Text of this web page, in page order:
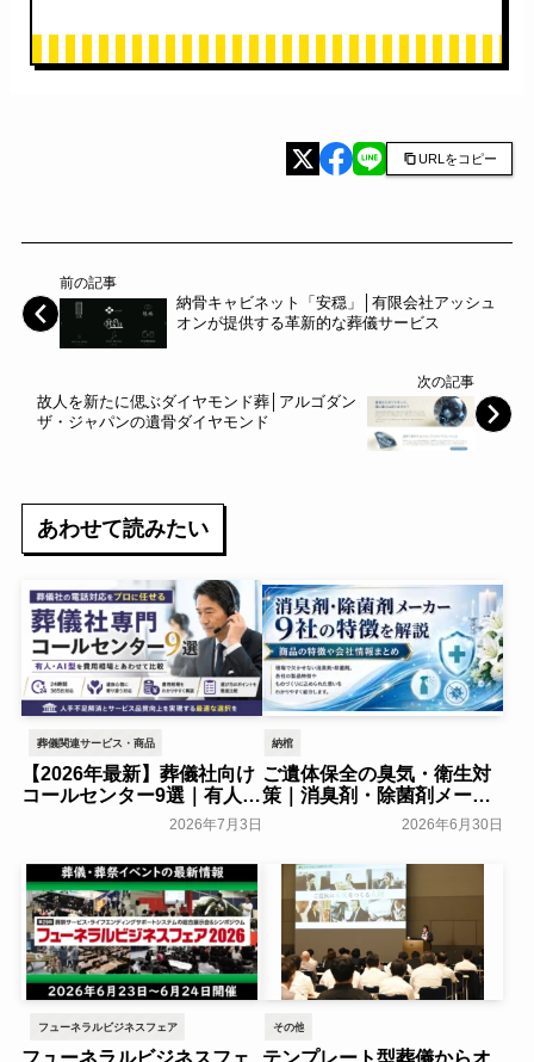
URLをコピー
前の記事
納骨キャビネット「安穏」│有限会社アッシュ
オンが提供する革新的な葬儀サービス
次の記事
故人を新たに偲ぶダイヤモンド葬│アルゴダン
ザ・ジャパンの遺骨ダイヤモンド
あわせて読みたい
葬儀関連サービス・商品
【2026年最新】葬儀社向け
コールセンター9選｜有人・
AI型を費用相場とあわせて
2026年7月3日
納棺
ご遺体保全の臭気・衛生対
策｜消臭剤・除菌剤メーカ
ー9社の特徴を解説2026年6月30日
フューネラルビジネスフェア
フューネラルビジネスフェ
その他
テンプレート型葬儀からオ